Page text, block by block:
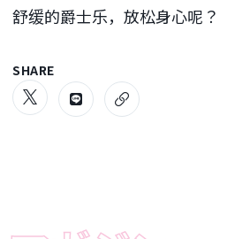
舒缓的爵士乐，放松身心呢？
SHARE